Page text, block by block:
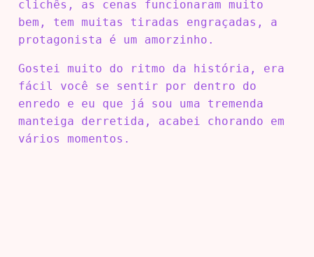
clichês, as cenas funcionaram muito
bem, tem muitas tiradas engraçadas, a
protagonista é um amorzinho.
Gostei muito do ritmo da história, era
fácil você se sentir por dentro do
enredo e eu que já sou uma tremenda
manteiga derretida, acabei chorando em
vários momentos.